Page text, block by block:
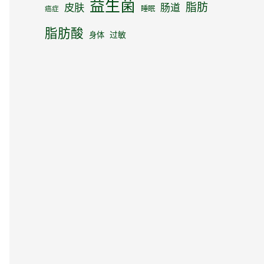
癌症 皮肤 益生菌 睡眠 肠道 脂肪
脂肪酸 身体 过敏